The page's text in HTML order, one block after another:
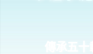
傳承五十